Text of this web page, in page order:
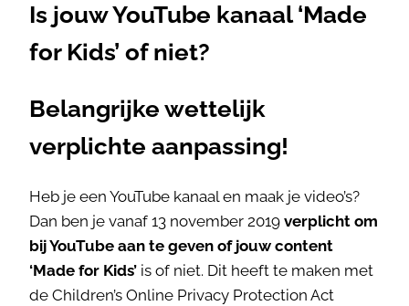
Is jouw YouTube kanaal ‘Made
for Kids’ of niet?
Belangrijke wettelijk
verplichte aanpassing!
Heb je een YouTube kanaal en maak je video’s?
Dan ben je vanaf 13 november 2019 verplicht om
bij YouTube aan te geven of jouw content
‘Made for Kids’ is of niet. Dit heeft te maken met
de Children’s Online Privacy Protection Act